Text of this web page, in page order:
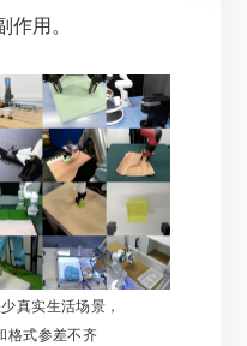
作用。
真实生活场景，
格式参差不齐